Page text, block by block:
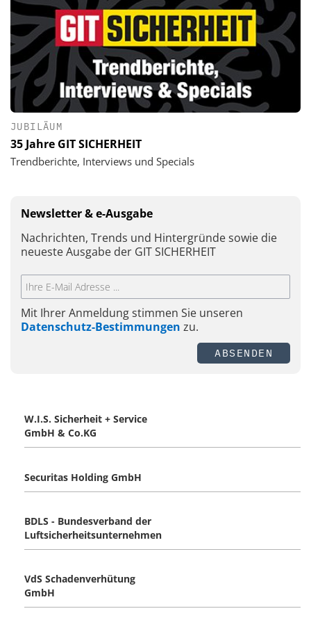
JUBILÄUM
35 Jahre GIT SICHERHEIT
Trendberichte, Interviews und Specials
Newsletter & e-Ausgabe
Nachrichten, Trends und Hintergründe sowie die
neueste Ausgabe der GIT SICHERHEIT
Mit Ihrer Anmeldung stimmen Sie unseren
Datenschutz-Bestimmungen zu.
ABSENDEN
W.I.S. Sicherheit + Service
GmbH & Co.KG
Securitas Holding GmbH
BDLS - Bundesverband der
Luftsicherheitsunternehmen
VdS Schadenverhütung
GmbH